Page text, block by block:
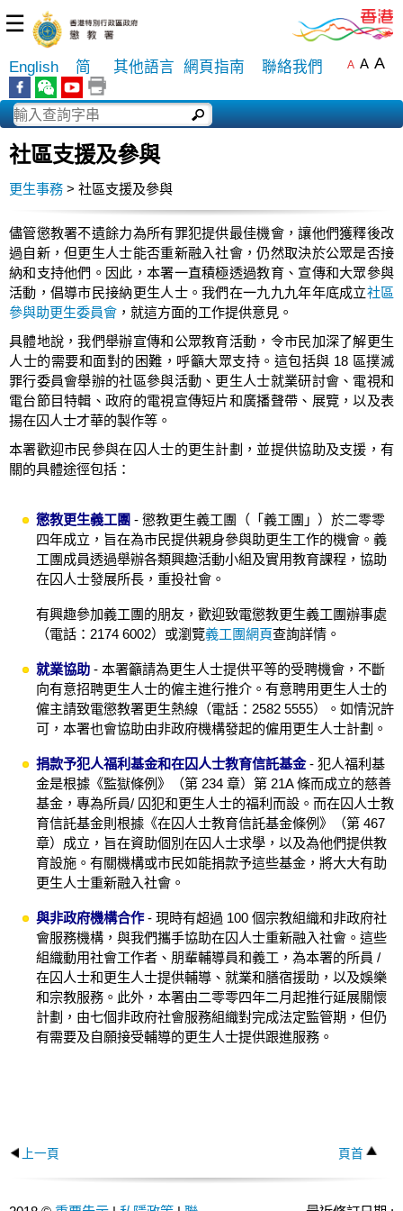
☰
English 简 其他語言 網頁指南 聯絡我們 A A A
社區支援及參與
更生事務 > 社區支援及參與
儘管懲教署不遺餘力為所有罪犯提供最佳機會，讓他們獲釋後改
過自新，但更生人士能否重新融入社會，仍然取決於公眾是否接
納和支持他們。因此，本署一直積極透過教育、宣傳和大眾參與
活動，倡導市民接納更生人士。我們在一九九九年年底成立社區
參與助更生委員會 ，就這方面的工作提供意見。
具體地說，我們舉辦宣傳和公眾教育活動，令市民加深了解更生
人士的需要和面對的困難，呼籲大眾支持。這包括與 18 區撲滅
罪行委員會舉辦的社區參與活動、更生人士就業研討會、電視和
電台節目特輯、政府的電視宣傳短片和廣播聲帶、展覽，以及表
揚在囚人士才華的製作等。
本署歡迎市民參與在囚人士的更生計劃，並提供協助及支援，有
關的具體途徑包括：
懲教更生義工團 - 懲教更生義工團（「義工團」）於二零零
四年成立，旨在為市民提供親身參與助更生工作的機會。義
工團成員透過舉辦各類興趣活動小組及實用教育課程，協助
在囚人士發展所長，重投社會。
有興趣參加義工團的朋友，歡迎致電懲教更生義工團辦事處
（電話：2174 6002）或瀏覽義工團網頁查詢詳情。
就業協助 - 本署籲請為更生人士提供平等的受聘機會，不斷
向有意招聘更生人士的僱主進行推介。有意聘用更生人士的
僱主請致電懲教署更生熱線（電話：2582 5555）。如情況許
可，本署也會協助由非政府機構發起的僱用更生人士計劃。
捐款予犯人福利基金和在囚人士教育信託基金- 犯人福利基
金是根據《監獄條例》（第 234 章）第 21A 條而成立的慈善
基金，專為所員/ 囚犯和更生人士的福利而設。而在囚人士教
育信託基金則根據《在囚人士教育信託基金條例》（第 467
章）成立，旨在資助個別在囚人士求學，以及為他們提供教
育設施。有關機構或市民如能捐款予這些基金，將大大有助
更生人士重新融入社會。
與非政府機構合作- 現時有超過 100 個宗教組織和非政府社
會服務機構，與我們攜手協助在囚人士重新融入社會。這些
組織動用社會工作者、朋輩輔導員和義工，為本署的所員 /
在囚人士和更生人士提供輔導、就業和膳宿援助，以及娛樂
和宗教服務。此外，本署由二零零四年二月起推行延展關懷
計劃，由七個非政府社會服務組織對完成法定監管期，但仍
有需要及自願接受輔導的更生人士提供跟進服務。
上一頁 頁首